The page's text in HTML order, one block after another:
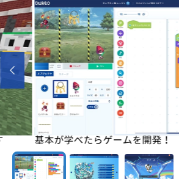
基本が学べたらゲームを開発！